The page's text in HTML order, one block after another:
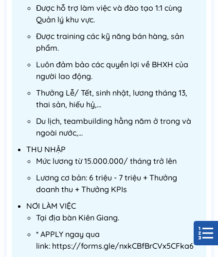
Được hỗ trợ làm việc và đào tạo 1:1 cùng
Quản lý khu vực.
Được training các kỹ năng bán hàng, sản
phẩm.
Luôn đảm bảo các quyền lợi về BHXH của
người lao động.
Thưởng Lễ/ Tết, sinh nhật, lương tháng 13,
thai sản, hiếu hỷ,...
Du lịch, teambuilding hằng năm ở trong và
ngoài nước,...
THU NHẬP
Mức lương từ 15.000.000/ tháng trở lên
Lương cơ bản: 6 triệu - 7 triệu + Thưởng
doanh thu + Thưởng KPIs
NƠI LÀM VIỆC
Tại địa bàn Kiên Giang.
* APPLY ngay qua
link: https://forms.gle/nxkCBfBrCVx5CFka6